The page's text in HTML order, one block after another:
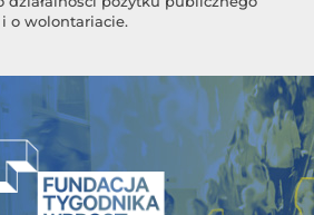
i o wolontariacie.